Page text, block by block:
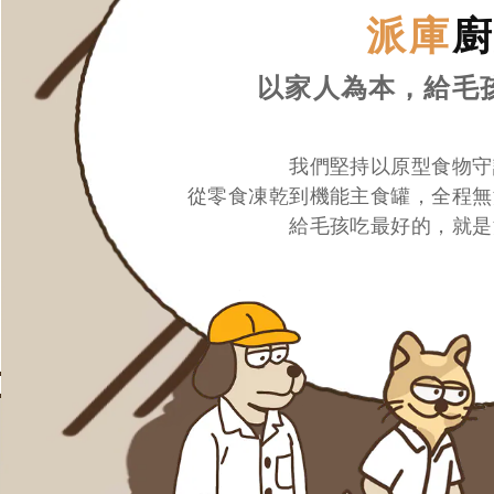
派庫
以家人為本，給毛
我們堅持以原型食物
從零食凍乾到機能主食罐，全程
給毛孩吃最好的，就